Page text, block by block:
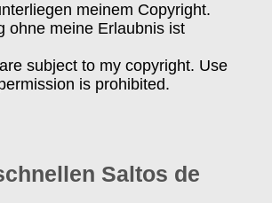
meinem Copyright.
ohne meine Erlaubnis ist
subject to my copyright. Use
is prohibited.
Saltos de